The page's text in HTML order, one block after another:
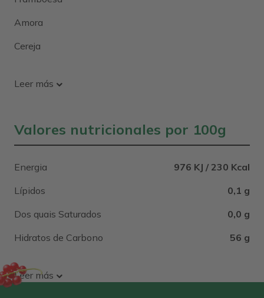
Amora
Cereja
Leer más
Valores nutricionales por 100g
Energia
976 KJ / 230 Kcal
Lípidos
0,1 g
Dos quais Saturados
0,0 g
Hidratos de Carbono
56 g
Leer más